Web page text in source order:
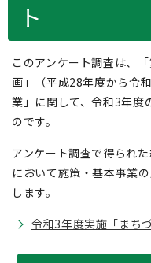
ト
このアンケート調査は、
画」（平成28年度から令
業」に関して、令和3年度
のです。
アンケート調査で得られ
において施策・基本事業
します。
令和3年度実施「まち